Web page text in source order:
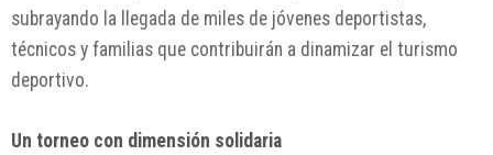
subrayando la llegada de miles de jóvenes deportistas,
técnicos y familias que contribuirán a dinamizar el turismo
deportivo.
Un torneo con dimensión solidaria